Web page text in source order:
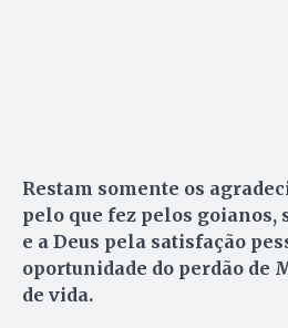
Restam somente os
pelo que fez pelos goianos,
e a Deus pela satisfação
oportunidade do perdão de
de vida.